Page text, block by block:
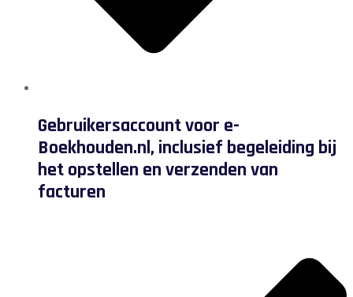
Gebruikersaccount voor e-
Boekhouden.nl, inclusief begeleiding bij
het opstellen en verzenden van
facturen